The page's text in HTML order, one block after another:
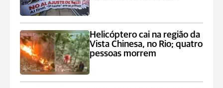
Helicóptero cai na região da
Vista Chinesa, no Rio; quatro
pessoas morrem